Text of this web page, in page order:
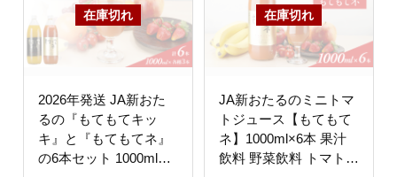
2026年発送 JA新おた
るの『もてもてキッ
キ』と『もてもてネ』
の6本セット 1000ml×6
JA新おたるのミニトマ
トジュース【もてもて
ネ】1000ml×6本 果汁
飲料 野菜飲料 トマト